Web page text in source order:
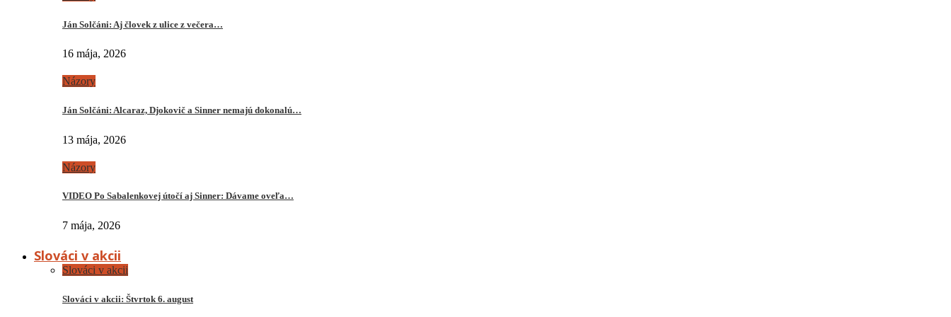
Ján Solčáni: Aj človek z ulice z večera…
16 mája, 2026
Názory
Ján Solčáni: Alcaraz, Djokovič a Sinner nemajú dokonalú…
13 mája, 2026
Názory
VIDEO Po Sabalenkovej útočí aj Sinner: Dávame oveľa…
7 mája, 2026
Slováci v akcii
Slováci v akcii
Slováci v akcii: Štvrtok 6. august